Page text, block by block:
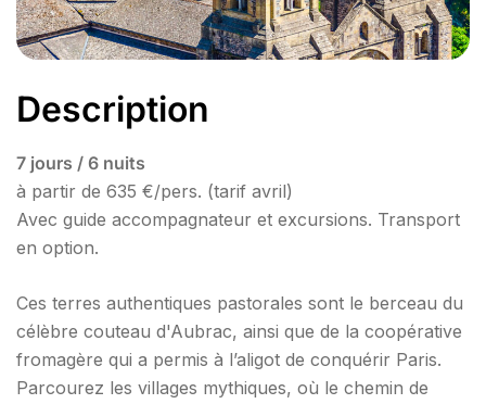
Description
7 jours / 6 nuits
à partir de 635 €/pers. (tarif avril)
Avec guide accompagnateur et excursions. Transport
en option.
Ces terres authentiques pastorales sont le berceau du
célèbre couteau d'Aubrac, ainsi que de la coopérative
fromagère qui a permis à l’aligot de conquérir Paris.
Parcourez les villages mythiques, où le chemin de